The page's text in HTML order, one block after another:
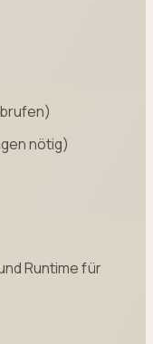
nötig)
Runtime für